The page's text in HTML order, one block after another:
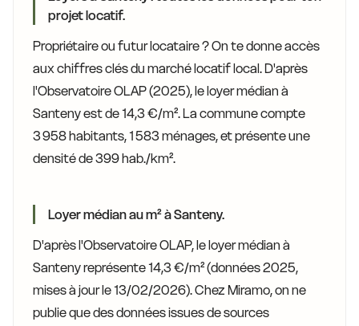
projet locatif.
Propriétaire ou futur locataire ? On te donne accès
aux chiffres clés du marché locatif local. D'après
l'Observatoire OLAP (2025), le loyer médian à
Santeny est de 14,3 €/m². La commune compte
3 958 habitants, 1 583 ménages, et présente une
densité de 399 hab./km².
Loyer médian au m² à Santeny.
D'après l'Observatoire OLAP, le loyer médian à
Santeny représente 14,3 €/m² (données 2025,
mises à jour le 13/02/2026). Chez Miramo, on ne
publie que des données issues de sources